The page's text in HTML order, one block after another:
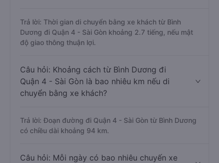
Trả lời: Thời gian di chuyển bằng xe khách từ Bình
Dương đi Quận 4 - Sài Gòn khoảng 2.7 tiếng, nếu mật
độ giao thông thuận lợi.
Câu hỏi: Khoảng cách từ Bình Dương đi
Quận 4 - Sài Gòn là bao nhiêu km nếu di
chuyển bằng xe khách?
Trả lời: Đoạn đường đi Quận 4 - Sài Gòn từ Bình Dương
có chiều dài khoảng 94 km.
Câu hỏi: Mỗi ngày có bao nhiêu chuyến xe